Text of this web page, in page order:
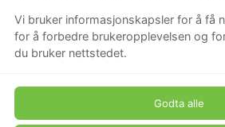
Vi bruker informasjonskapsler for å få
for å forbedre brukeropplevelsen og
du bruker nettstedet.
Godta alle